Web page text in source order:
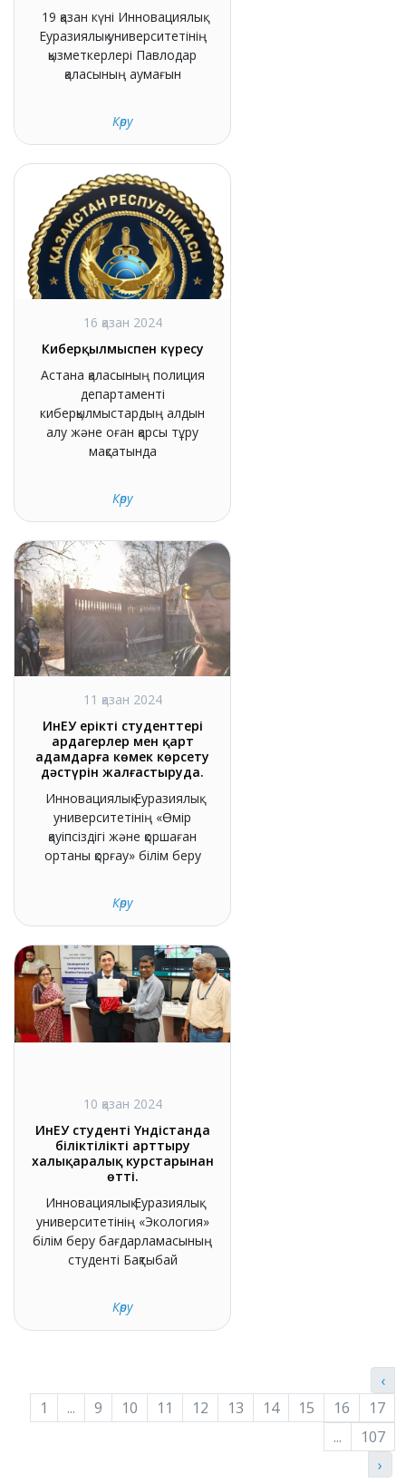
19 қазан күні Инновациялық
Еуразиялық университетінің
қызметкерлері Павлодар
қаласының аумағын
Көру
16 қазан 2024
Киберқылмыспен күресу
Астана қаласының полиция
департаменті
киберқылмыстардың алдын
алу және оған қарсы тұру
мақсатында
Көру
11 қазан 2024
ИнЕУ ерікті студенттері
ардагерлер мен қарт
адамдарға көмек көрсету
дәстүрін жалғастыруда.
Инновациялық Еуразиялық
университетінің «Өмір
қауіпсіздігі және қоршаған
ортаны қорғау» білім беру
Көру
10 қазан 2024
ИнЕУ студенті Үндістанда
біліктілікті арттыру
халықаралық курстарынан
өтті.
Инновациялық Еуразиялық
университетінің «Экология»
білім беру бағдарламасының
студенті Бақтыбай
Көру
‹
1 ... 9 10 11 12 13 14 15 16
17
...
107
›